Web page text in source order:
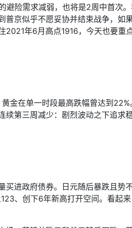
避险需求减弱，也将是2周中首次。
京似乎不愿妥协并结束战争，如
2021年6月高点1916，今天也要重
金在单一时段最高跌幅曾达到 22%
第三周减少：剧烈波动之下追求
买进政府债券。日元随后暴跌且势
123、创下6年新高打开空间。看起